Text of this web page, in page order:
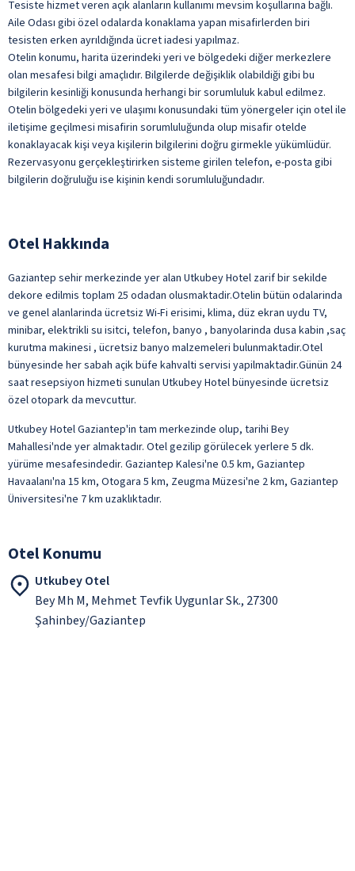
Tesiste hizmet veren açık alanların kullanımı mevsim koşullarına bağlı.
Aile Odası gibi özel odalarda konaklama yapan misafirlerden biri
tesisten erken ayrıldığında ücret iadesi yapılmaz.
Otelin konumu, harita üzerindeki yeri ve bölgedeki diğer merkezlere
olan mesafesi bilgi amaçlıdır. Bilgilerde değişiklik olabildiği gibi bu
bilgilerin kesinliği konusunda herhangi bir sorumluluk kabul edilmez.
Otelin bölgedeki yeri ve ulaşımı konusundaki tüm yönergeler için otel ile
iletişime geçilmesi misafirin sorumluluğunda olup misafir otelde
konaklayacak kişi veya kişilerin bilgilerini doğru girmekle yükümlüdür.
Rezervasyonu gerçekleştirirken sisteme girilen telefon, e-posta gibi
bilgilerin doğruluğu ise kişinin kendi sorumluluğundadır.
Otel Hakkında
Gaziantep sehir merkezinde yer alan Utkubey Hotel zarif bir sekilde
dekore edilmis toplam 25 odadan olusmaktadir.Otelin bütün odalarinda
ve genel alanlarinda ücretsiz Wi-Fi erisimi, klima, düz ekran uydu TV,
minibar, elektrikli su isitci, telefon, banyo , banyolarinda dusa kabin ,saç
kurutma makinesi , ücretsiz banyo malzemeleri bulunmaktadir.Otel
bünyesinde her sabah açik büfe kahvalti servisi yapilmaktadir.Günün 24
saat resepsiyon hizmeti sunulan Utkubey Hotel bünyesinde ücretsiz
özel otopark da mevcuttur.
Utkubey Hotel Gaziantep'in tam merkezinde olup, tarihi Bey
Mahallesi'nde yer almaktadır. Otel gezilip görülecek yerlere 5 dk.
yürüme mesafesindedir. Gaziantep Kalesi'ne 0.5 km, Gaziantep
Havaalanı'na 15 km, Otogara 5 km, Zeugma Müzesi'ne 2 km, Gaziantep
Üniversitesi'ne 7 km uzaklıktadır.
Otel Konumu
Utkubey Otel
Bey Mh M, Mehmet Tevfik Uygunlar Sk., 27300
Şahinbey/Gaziantep